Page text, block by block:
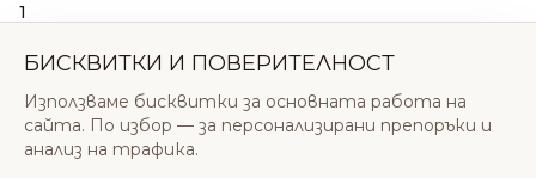
1
sales@odonatacosmetics.com
Нед: 11:00 – 18:00
БИСКВИТКИ И ПОВЕРИТЕЛНОСТ
Използваме бисквитки за основната работа на
сайта. По избор — за персонализирани препоръки и
анализ на трафика.